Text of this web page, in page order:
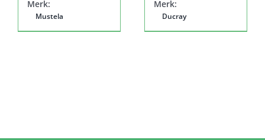
Merk:
Mustela
Merk:
Ducray